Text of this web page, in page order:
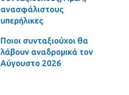
ανασφάλιστους
υπερήλικες
Ποιοι συνταξιούχοι θα
λάβουν αναδρομικά τον
Αύγουστο 2026